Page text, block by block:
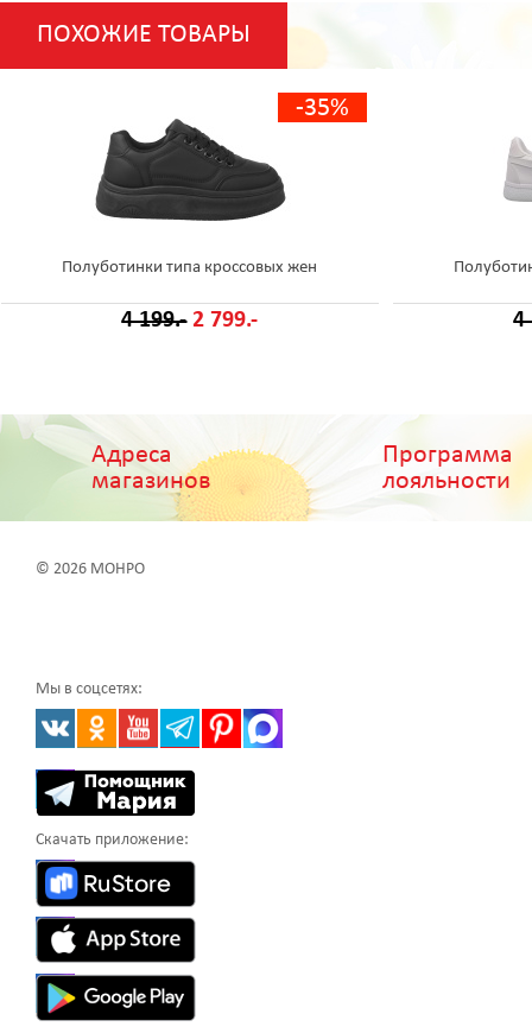
ПОХОЖИЕ ТОВАРЫ
-35%
Полуботинки типа кроссовых жен
4 199.- 2 799.- 4
Адреса
магазинов
Программа
лояльности
© 2026 МОНРО
Мы в соцсетях:
Скачать приложение: